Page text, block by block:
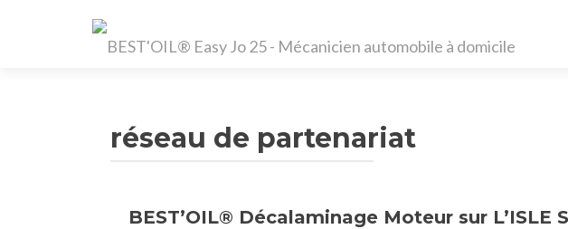
réseau de partenariat
BEST’OIL® Décalaminage Moteur sur L’ISLE